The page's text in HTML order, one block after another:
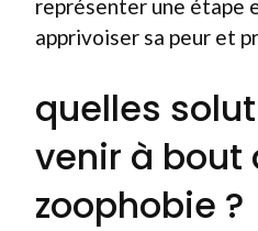
représenter une étape
apprivoiser sa peur et
quelles
venir à bout
zoophobie ?